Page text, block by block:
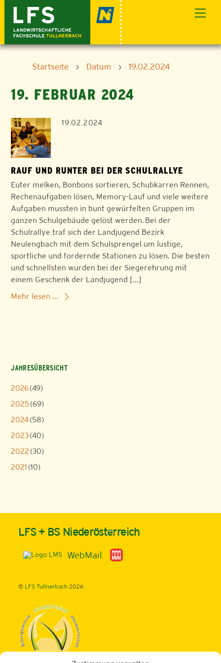
content
Startseite › Datum › 19.02.2024
19. FEBRUAR 2024
19.02.2024
RAUF UND RUNTER BEI DER SCHULRALLYE
Euter melken, Bonbons sortieren, Schubkarren Rennen,
Rechenaufgaben lösen, Memory-Lauf und viele weitere
Aufgaben mussten in bunt gewürfelten Gruppen im
ganzen Schulgebäude gelöst werden. Bei der
Schulrallye traf sich der Landjugend Bezirk
Neulengbach mit dem Schulsprengel um lustige,
sportliche und fordernde Stationen zu lösen. Die besten
und schnellsten wurden bei der Siegerehrung mit
einem Geschenk der Landjugend […]
Mehr lesen ...
JAHRESÜBERSICHT
2026(49)
2025 (69)
2024(58)
2023(40)
2022 (30)
2021 (10)
Back
To
Top
LFS + BS Niederösterreich
WebMail
© LFS Tullnerbach 2026